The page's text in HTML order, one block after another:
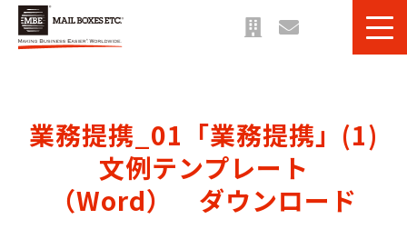
法人のお客様へ
ご利用事例
お役立ち情報＆ブログ
業務提携_01「業務提携」(1)
文例テンプレート
（Word）　ダウンロード